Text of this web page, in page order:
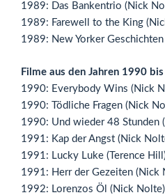
1989: Das Bankentrio (Nick
1989: Farewell to the King
1989: New Yorker
Filme aus den Jahren 1990
1990: Everybody Wins (Nick
1990: Tödliche Fragen (Nick
1990: Und wieder 48 Stunden
1991: Kap der Angst (Nick
1991: Lucky Luke (Terence
1991: Herr der Gezeiten (Nick
1992: Lorenzos Öl (Nick Nolte)